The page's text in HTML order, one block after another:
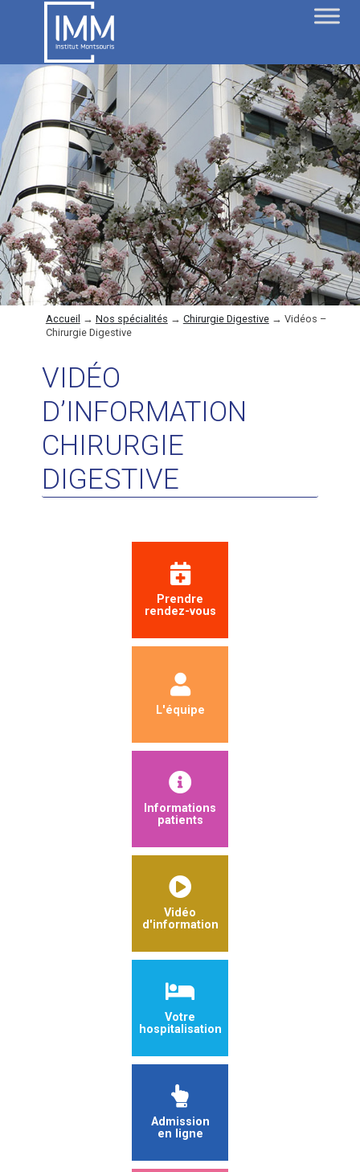
Accueil → Nos spécialités → Chirurgie Digestive→ Vidéos –
Chirurgie Digestive
VIDÉO
D’INFORMATION
CHIRURGIE
DIGESTIVE
Prendre
rendez-vous
L'équipe
Informations
patients
Vidéo
d'information
Votre
hospitalisation
Admission
en ligne